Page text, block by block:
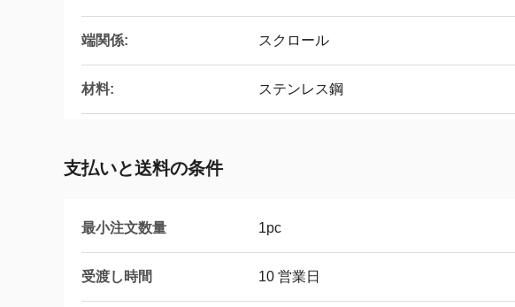
端関係: スクロール
材料: ステンレス鋼
支払いと送料の条件
最小注文数量 1pc
受渡し時間 10 営業日